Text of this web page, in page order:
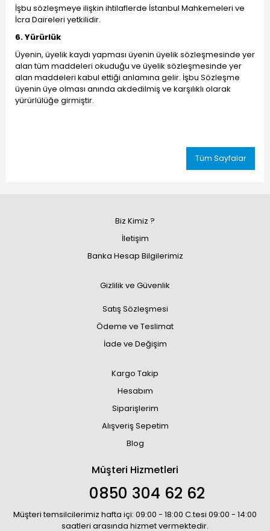
İşbu sözleşmeye ilişkin ihtilaflerde İstanbul Mahkemeleri ve
İcra Daireleri yetkilidir.
6. Yürürlük
Üyenin, üyelik kaydı yapması üyenin üyelik sözleşmesinde yer
alan tüm maddeleri okuduğu ve üyelik sözleşmesinde yer
alan maddeleri kabul ettiği anlamına gelir. İşbu Sözleşme
üyenin üye olması anında akdedilmiş ve karşılıklı olarak
yürürlülüğe girmiştir.
Tüm Sayfalar
Biz Kimiz ?
İletişim
Banka Hesap Bilgilerimiz
Gizlilik ve Güvenlik
Satış Sözleşmesi
Ödeme ve Teslimat
İade ve Değişim
Kargo Takip
Hesabım
Siparişlerim
Alışveriş Sepetim
Blog
Müşteri Hizmetleri
0850 304 62 62
Müşteri temsilcilerimiz hafta içi: 09:00 - 18:00 C.tesi 09:00 - 14:00
saatleri arasında hizmet vermektedir.